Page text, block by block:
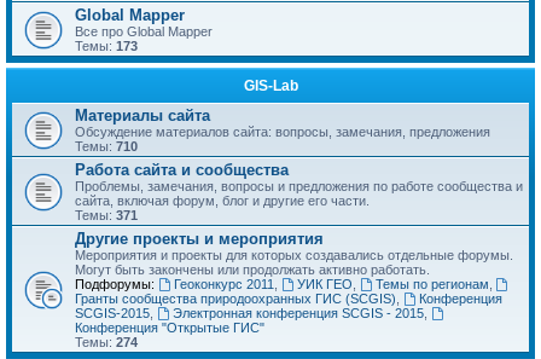
Global Mapper
Все про Global Mapper
Темы: 173
GIS-Lab
Материалы сайта
Обсуждение материалов сайта: вопросы, замечания, предложения
Темы: 710
Работа сайта и сообщества
Проблемы, замечания, вопросы и предложения по работе сообщества и
сайта, включая форум, блог и другие его части.
Темы: 371
Другие проекты и мероприятия
Мероприятия и проекты для которых создавались отдельные форумы.
Могут быть закончены или продолжать активно работать.
Подфорумы:
Геоконкурс 2011 УИК ГЕО Темы по регионам
Гранты сообщества природоохранных ГИС (SCGIS)
Конференция
SCGIS-2015
Электронная конференция SCGIS - 2015,
Конференция "Открытые ГИС"
Темы: 274